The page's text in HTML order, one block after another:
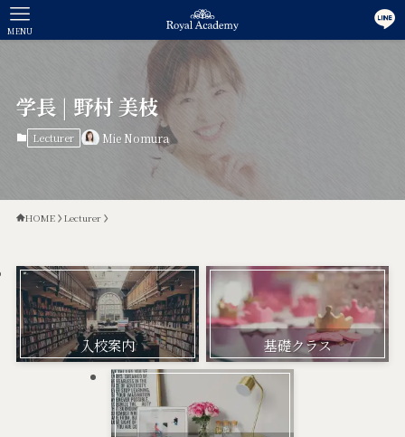
MENU
学長 | 野村 美枝
Lecturer Mie Nomura
HOME Lecturer
入校案内 基礎クラス